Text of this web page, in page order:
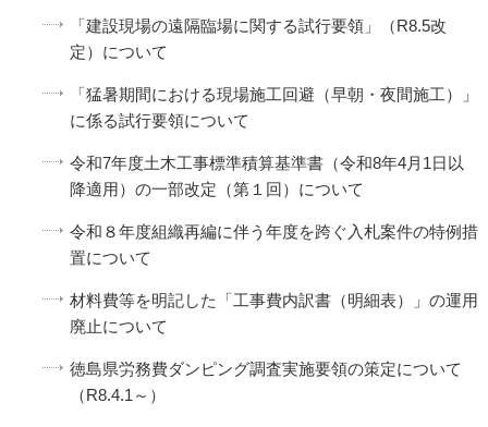
「建設現場の遠隔臨場に関する試行要領」（R8.5改
定）について
「猛暑期間における現場施工回避（早朝・夜間施工）」
に係る試行要領について
令和7年度土木工事標準積算基準書（令和8年4月1日以
降適用）の一部改定（第１回）について
令和８年度組織再編に伴う年度を跨ぐ入札案件の特例措
置について
材料費等を明記した「工事費内訳書（明細表）」の運用
廃止について
徳島県労務費ダンピング調査実施要領の策定について
（R8.4.1～）